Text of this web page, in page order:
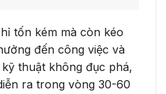
tốn kém mà còn kéo
đến công việc và
thuật không đục phá,
ra trong vòng 30-60